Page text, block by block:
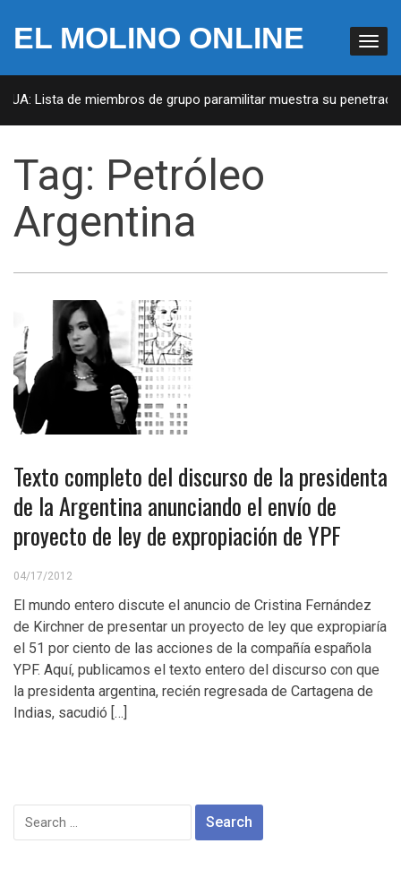
EL MOLINO ONLINE
Lista de miembros de grupo paramilitar muestra su
Tag: Petróleo
Argentina
Texto completo del discurso de la presidenta
de la Argentina anunciando el envío de
proyecto de ley de expropiación de YPF
04/17/2012
El mundo entero discute el anuncio de Cristina Fernández
de Kirchner de presentar un proyecto de ley que expropiaría
el 51 por ciento de las acciones de la compañía española
YPF. Aquí, publicamos el texto entero del discurso con que
la presidenta argentina, recién regresada de Cartagena de
Indias, sacudió […]
Search
for: